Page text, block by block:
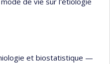
et biostatistique —